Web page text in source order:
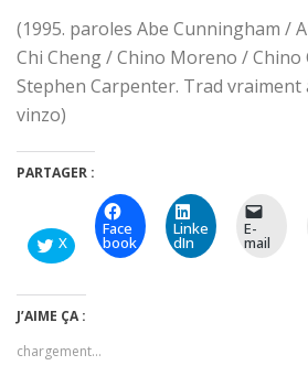
(1995. paroles Abe Cunningham /
Chi Cheng / Chino Moreno /
Stephen Carpenter. Trad vraiment
vinzo)
PARTAGER :
X
Face
book
Linke
dIn
E-
mail
J’AIME ÇA :
chargement…